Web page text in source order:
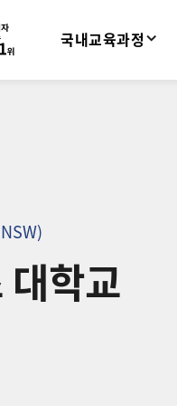
국내교육과정
학교